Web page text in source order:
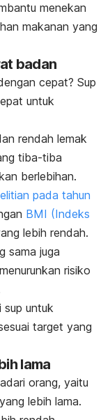
menekan
makanan yang
badan
cepat? Sup
untuk
rendah lemak
tiba-tiba
berlebihan.
pada tahun
BMI (Indeks
lebih rendah.
sama juga
risiko
sup untuk
target yang
lama
orang, yaitu
lebih lama.